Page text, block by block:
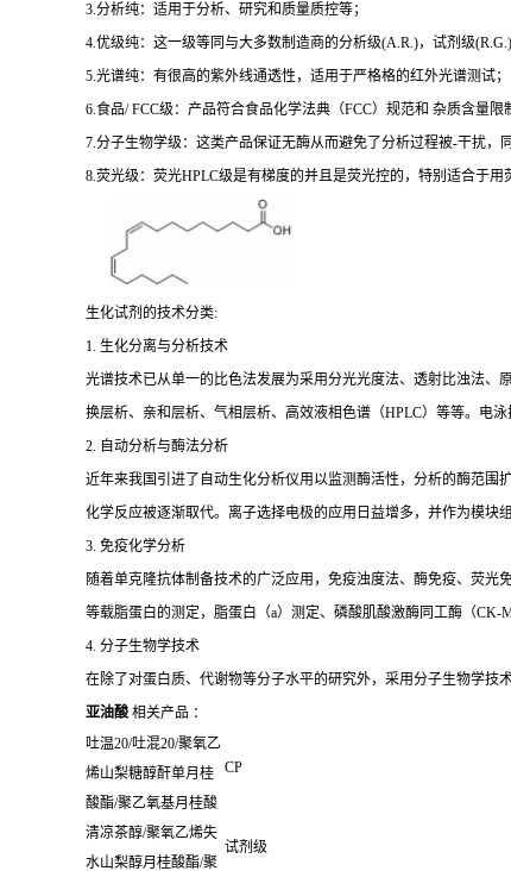
3.分析纯：适用于分析、研究和质量质控等；
4.优级纯：这一级等同与大多数制造商的分析级(A.R.)，试剂级(R.G.)
5.光谱纯：有很高的紫外线通透性，适用于严格格的红外光谱测试；
6.食品/ FCC级：产品符合食品化学法典（FCC）规范和 杂质含量限
7.分子生物学级：这类产品保证无酶从而避免了分析过程被-干扰，
8.荧光级：荧光HPLC级是有梯度的并且是荧光控的，特别适合于用
生化试剂的技术分类:
1. 生化分离与分析技术
光谱技术已从单一的比色法发展为采用分光光度法、透射比浊法
换层析、亲和层析、气相层析、高效液相色谱（HPLC）等等。电
2. 自动分析与酶法分析
近年来我国引进了自动生化分析仪用以监测酶活性，分析的酶范
化学反应被逐渐取代。离子选择电极的应用日益增多，并作为模块
3. 免疫化学分析
随着单克隆抗体制备技术的广泛应用，免疫浊度法、酶免疫、荧
等载脂蛋白的测定，脂蛋白（a）测定、磷酸肌酸激酶同工酶（CK-
4. 分子生物学技术
在除了对蛋白质、代谢物等分子水平的研究外，采用分子生物学技
亚油酸相关产品 ：
吐温20/吐混20/聚氧乙
烯山梨糖醇酐单月桂
酸酯/聚乙氧基月桂酸
清凉茶醇/聚氧乙烯失
水山梨醇月桂酸酯/聚
CP
试剂级